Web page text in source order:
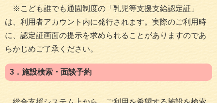
※こども誰でも通園制度の「乳児等支援支給認定証」
は、利用者アカウント内に発行されます。実際のご利用時
に、認定証画面の提示を求められることがありますのであ
らかじめご了承ください。
3．施設検索・面談予約